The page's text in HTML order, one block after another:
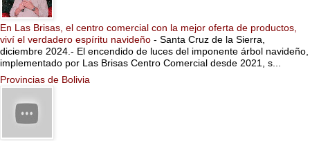
En Las Brisas, el centro comercial con la mejor oferta de productos,
viví el verdadero espíritu navideño - Santa Cruz de la Sierra,
diciembre 2024.- El encendido de luces del imponente árbol navideño,
implementado por Las Brisas Centro Comercial desde 2021, s...
Provincias de Bolivia